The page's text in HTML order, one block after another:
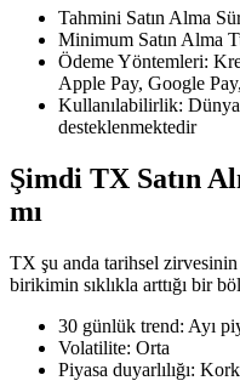
Kripto Para Vadeli
TradFi
Tahmini Satın Alma
Minimum Satın Alma
Ödeme Yöntemleri:
Apple Pay, Google
Kullanılabilirlik:
desteklenmektedir
Şimdi TX Satın
mı
TX şu anda tarihsel
birikimin sıklıkla arttığı bir
30 günlük trend: Ayı
Volatilite: Orta
Piyasa duyarlılığı: